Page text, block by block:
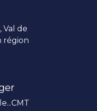
Val de
région